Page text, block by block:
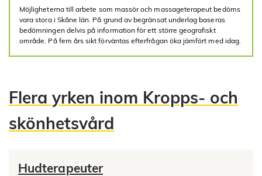
Möjligheterna till arbete som massör och massageterapeut bedöms
vara stora i Skåne län. På grund av begränsat underlag baseras
bedömningen delvis på information för ett större geografiskt
område. På fem års sikt förväntas efterfrågan öka jämfört med idag.
Flera yrken inom Kropps- och
skönhetsvård
Hudterapeuter